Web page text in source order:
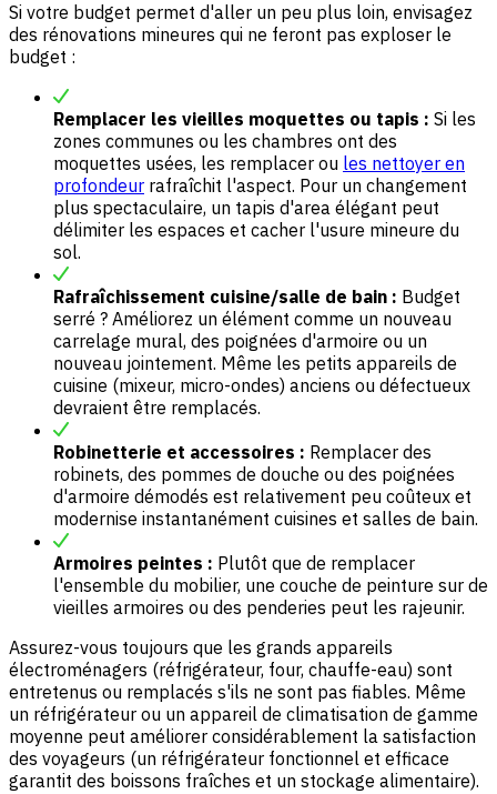
Si votre budget permet d'aller un peu plus loin, envisagez
des rénovations mineures qui ne feront pas exploser le
budget :
Remplacer les vieilles moquettes ou tapis : Si les
zones communes ou les chambres ont des
moquettes usées, les remplacer ou les nettoyer en
profondeur rafraîchit l'aspect. Pour un changement
plus spectaculaire, un tapis d'area élégant peut
délimiter les espaces et cacher l'usure mineure du
sol.
Rafraîchissement cuisine/salle de bain : Budget
serré ? Améliorez un élément comme un nouveau
carrelage mural, des poignées d'armoire ou un
nouveau jointement. Même les petits appareils de
cuisine (mixeur, micro-ondes) anciens ou défectueux
devraient être remplacés.
Robinetterie et accessoires : Remplacer des
robinets, des pommes de douche ou des poignées
d'armoire démodés est relativement peu coûteux et
modernise instantanément cuisines et salles de bain.
Armoires peintes : Plutôt que de remplacer
l'ensemble du mobilier, une couche de peinture sur de
vieilles armoires ou des penderies peut les rajeunir.
Assurez-vous toujours que les grands appareils
électroménagers (réfrigérateur, four, chauffe-eau) sont
entretenus ou remplacés s'ils ne sont pas fiables. Même
un réfrigérateur ou un appareil de climatisation de gamme
moyenne peut améliorer considérablement la satisfaction
des voyageurs (un réfrigérateur fonctionnel et efficace
garantit des boissons fraîches et un stockage alimentaire).